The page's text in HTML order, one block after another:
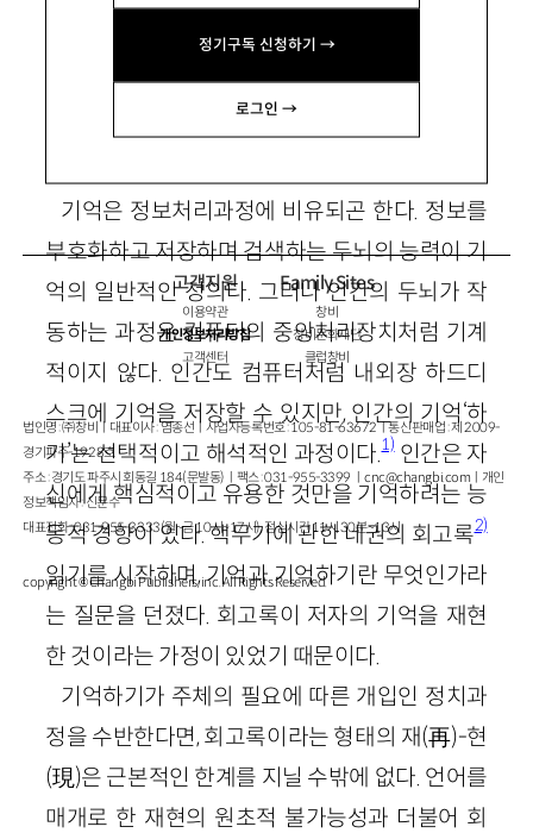
정기구독 신청하기 →
로그인 →
기억은 정보처리과정에 비유되곤 한다. 정보를
부호화하고 저장하며 검색하는 두뇌의 능력이 기
억의 일반적인 정의다. 그러나 인간의 두뇌가 작
동하는 과정은 컴퓨터의 중앙처리장치처럼 기계
적이지 않다. 인간도 컴퓨터처럼 내외장 하드디
스크에 기억을 저장할 수 있지만, 인간의 기억‘하
기’는 선택적이고 해석적인 과정이다.1)인간은 자
신에게 핵심적이고 유용한 것만을 기억하려는 능
동적 경향이 있다. 핵무기에 관한 네권의 회고록2)
읽기를 시작하며, 기억과 기억하기란 무엇인가라
는 질문을 던졌다. 회고록이 저자의 기억을 재현
한 것이라는 가정이 있었기 때문이다.
기억하기가 주체의 필요에 따른 개입인 정치과
정을 수반한다면, 회고록이라는 형태의 재(再)-현
(現)은 근본적인 한계를 지닐 수밖에 없다. 언어를
매개로 한 재현의 원초적 불가능성과 더불어 회
고객지원
이용약관
개인정보처리방침
고객센터
Family Sites
창비
창비문화재단
클럽창비
법인명 : ㈜창비ㅣ대표이사 : 염종선ㅣ사업자등록번호 : 105-81-63672ㅣ통신판매업 : 제 2009-
경기파주-1928호
주소 : 경기도 파주시 회동길 184(문발동)ㅣ팩스 : 031-955-3399 ㅣcnc@changbi.com ㅣ개인
정보책임자 : 신문수
대표전화 : 031-955-3333(월~금 10시~17시), 점심시간 11시 30분~13시
copyright © Changbi Publishers, inc. All Rights Reserved.